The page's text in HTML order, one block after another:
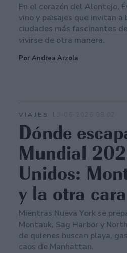
En el corazón del Alentejo,
vino y paisajes que invitan
ciudades más fascinantes
vivirse de otra manera.
Por Andrea Arzola
VIAJES
Dónde
Mundial
Unidos:
y la otra
Mientras Nueva York se
Montauk, Sag Harbor y
de quienes buscan playa,
caos de Manhattan.